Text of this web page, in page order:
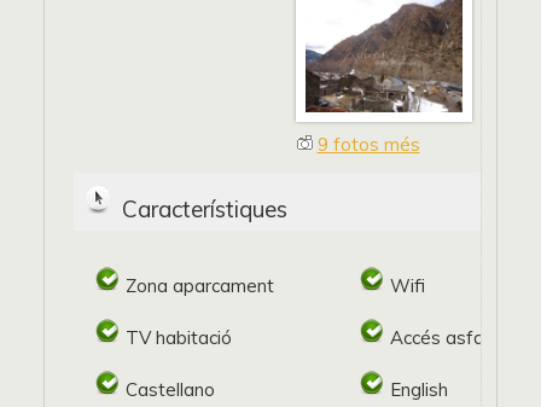
9 fotos més
Característiques
Zona aparcament Wifi
TV habitació Accés asfaltat
Castellano English